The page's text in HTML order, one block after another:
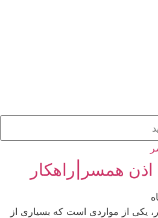
همسر|راهکار
یکی از مواردی است که بسیاری از